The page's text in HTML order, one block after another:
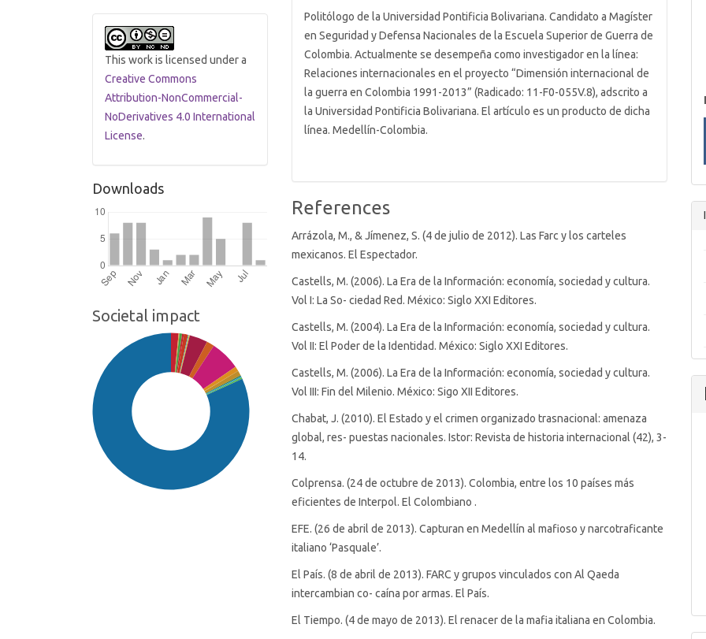
This work is licensed under a
Creative Commons
Attribution-NonCommercial-
NoDerivatives 4.0 International
License.
Downloads
Societal impact
Politólogo de la Universidad Pontificia Bolivariana. Candidato a Magíster
en Seguridad y Defensa Nacionales de la Escuela Superior de Guerra de
Colombia. Actualmente se desempeña como investigador en la línea:
Relaciones internacionales en el proyecto “Dimensión internacional de
la guerra en Colombia 1991-2013” (Radicado: 11-F0-055V.8), adscrito a
la Universidad Pontificia Bolivariana. El artículo es un producto de dicha
línea. Medellín-Colombia.
References
Arrázola, M., & Jímenez, S. (4 de julio de 2012). Las Farc y los carteles
mexicanos. El Espectador.
Castells, M. (2006). La Era de la Información: economía, sociedad y cultura.
Vol I: La So- ciedad Red. México: Siglo XXI Editores.
Castells, M. (2004). La Era de la Información: economía, sociedad y cultura.
Vol II: El Poder de la Identidad. México: Siglo XXI Editores.
Castells, M. (2006). La Era de la Información: economía, sociedad y cultura.
Vol III: Fin del Milenio. México: Sigo XII Editores.
Chabat, J. (2010). El Estado y el crimen organizado trasnacional: amenaza
global, res- puestas nacionales. Istor: Revista de historia internacional (42), 3-
14.
Colprensa. (24 de octubre de 2013). Colombia, entre los 10 países más
eficientes de Interpol. El Colombiano .
EFE. (26 de abril de 2013). Capturan en Medellín al mafioso y narcotraficante
italiano ‘Pasquale’.
El País. (8 de abril de 2013). FARC y grupos vinculados con Al Qaeda
intercambian co- caína por armas. El País.
El Tiempo. (4 de mayo de 2013). El renacer de la mafia italiana en Colombia.